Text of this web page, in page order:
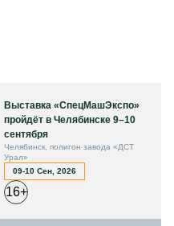
Выставка «СпецМашЭкспо»
пройдёт в Челябинске 9–10
сентября
Челябинск, полигон завода «ДСТ
Урал»
09-10 Сен, 2026
16+